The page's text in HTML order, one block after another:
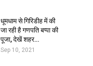
धूमधाम से गिरिडीह में की
जा रही है गणपति बप्पा की
पूजा, देखें शहर…
Sep 10, 2021